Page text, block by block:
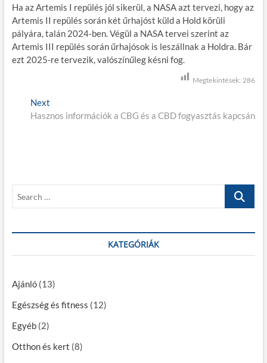
Ha az Artemis I repülés jól sikerül, a NASA azt tervezi, hogy az
Artemis II repülés során két űrhajóst küld a Hold körüli
pályára, talán 2024-ben. Végül a NASA tervei szerint az
Artemis III repülés során űrhajósok is leszállnak a Holdra. Bár
ezt 2025-re tervezik, valószínűleg késni fog.
Megtekintések: 286
g
y
é
s
n
a
v
i
g
Next
e
:
Hasznos információk a CBG és a CBD fogyasztás kapcsán
r
h
KATEGÓRIÁK
Ajánló(13)
Egészség és fitness (12)
Egyéb(2)
Otthon és kert (8)